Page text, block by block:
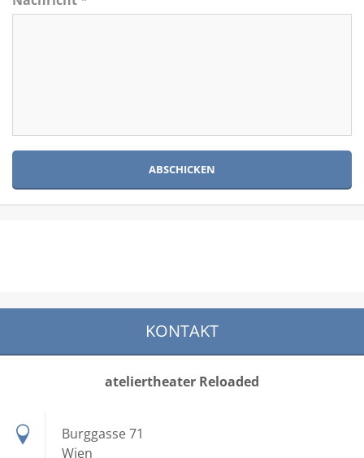
KONTAKT
ateliertheater Reloaded
Burggasse 71
Wien